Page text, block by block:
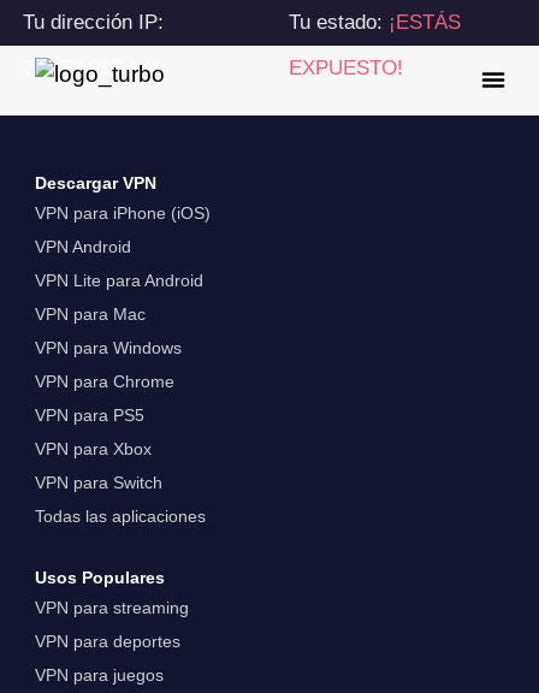
Tu dirección IP:
216.73.217.174
Tu estado: ¡ESTÁS
EXPUESTO!
Descargar VPN
VPN para iPhone (iOS)
VPN Android
VPN Lite para Android
VPN para Mac
VPN para Windows
VPN para Chrome
VPN para PS5
VPN para Xbox
VPN para Switch
Todas las aplicaciones
Usos Populares
VPN para streaming
VPN para deportes
VPN para juegos